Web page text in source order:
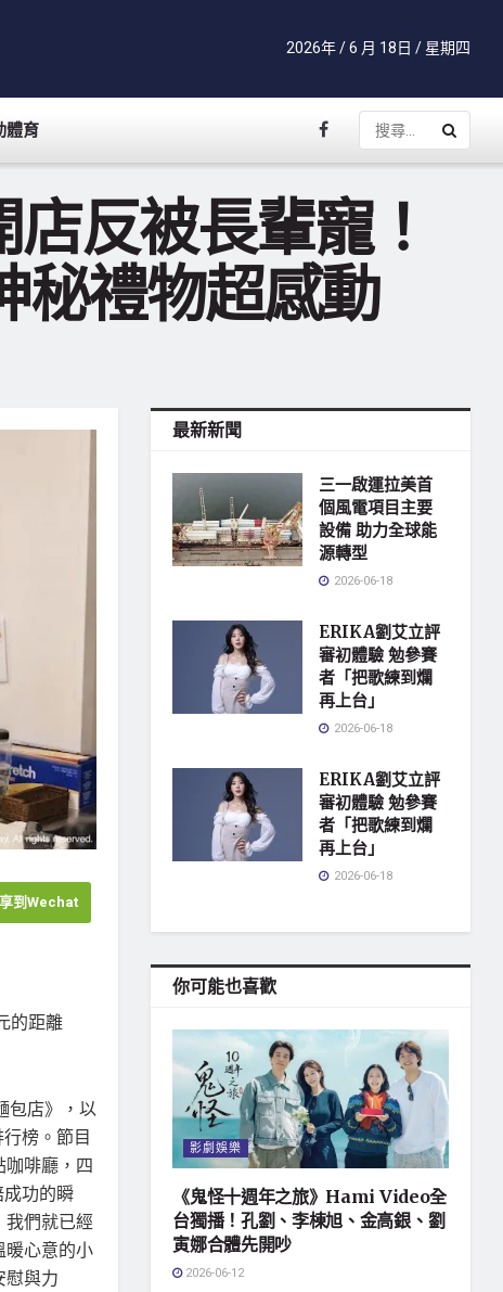
2026年 / 6 月 18日 / 星期四
體育
反被長輩寵！
秘禮物超感動
到Wechat
的距離
包店》，以
榜。節目
咖啡廳，四
功的瞬
我們就已經
暖心意的小
慰與力
最新新聞
三一啟運拉美首
個風電項目主要
設備 助力全球能
源轉型
2026-06-18
ERIKA劉艾立評
審初體驗 勉參賽
者「把歌練到爛
再上台」
2026-06-18
ERIKA劉艾立評
審初體驗 勉參賽
者「把歌練到爛
再上台」
2026-06-18
你可能也喜歡
影劇娛樂
《鬼怪十週年之旅》Hami Video全
台獨播！孔劉、李棟旭、金高銀、劉
寅娜合體先開吵
2026-06-12